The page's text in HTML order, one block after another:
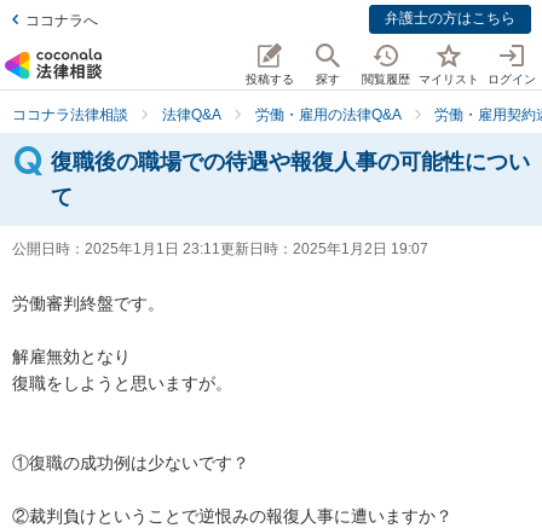
ココナラへ 弁護士の方はこちら
投稿する 探す 閲覧履歴 マイリスト ログイン
ココナラ法律相談 法律Q&A 労働・雇用の法律Q&A 労働・雇用契約
復職後の職場での待遇や報復人事の可能性につい
て
公開日時： 2025年1月1日 23:11更新日時： 2025年1月2日 19:07
労働審判終盤です。
解雇無効となり
復職をしようと思いますが。
①復職の成功例は少ないです？
②裁判負けということで逆恨みの報復人事に遭いますか？